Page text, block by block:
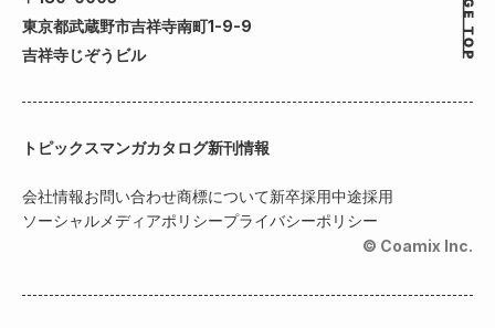
東京都武蔵野市吉祥寺南町1-9-9
吉祥寺じぞうビル
トピックスマンガカタログ新刊情報
会社情報お問い合わせ商標について新卒採用中途採用
ソーシャルメディアポリシープライバシーポリシー
© Coamix Inc.